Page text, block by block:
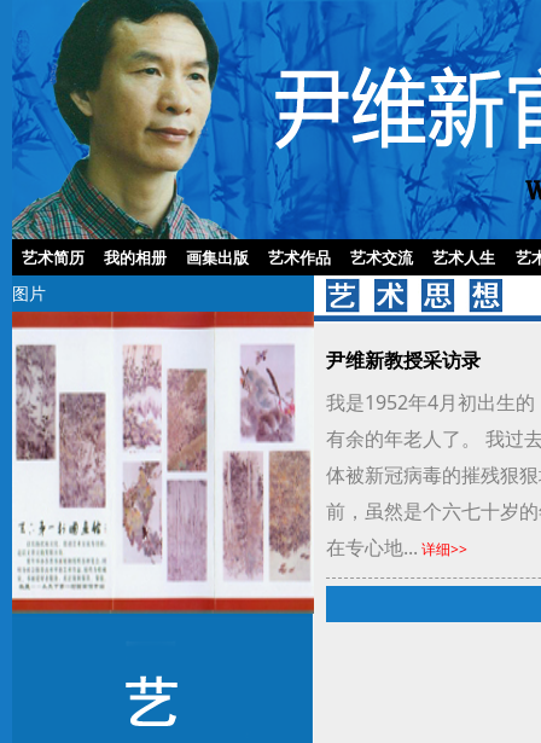
艺术简历 我的相册 画集出版 艺术作品 艺术交流 艺术人生 艺
图片
尹维新教授采访录
我是1952年4月初出生
有余的年老人了。 我过
体被新冠病毒的摧残狠
前，虽然是个六七十岁
在专心地... 详细>>